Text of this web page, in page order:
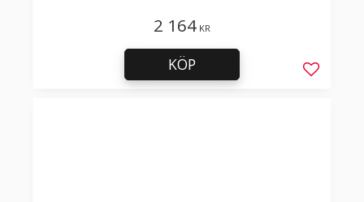
2 164 KR
Lägg till
KÖP